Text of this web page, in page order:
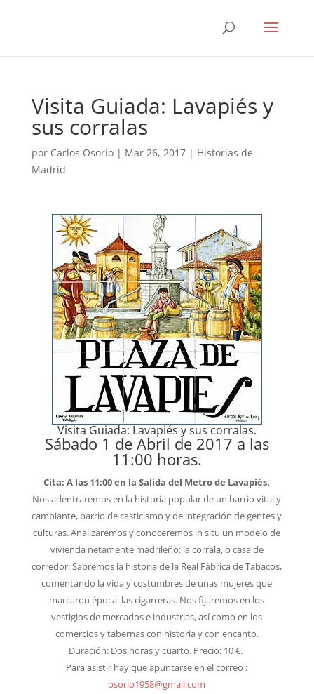
Visita Guiada: Lavapiés y
sus corralas
por Carlos Osorio| Mar 26, 2017| Historias de
Madrid
Visita Guiada: Lavapiés y sus corralas.
Sábado 1 de Abril de 2017 a las
11:00 horas.
Cita: A las 11:00 en la Salida del Metro de Lavapiés.
Nos adentraremos en la historia popular de un barrio vital y
cambiante, barrio de casticismo y de integración de gentes y
culturas. Analizaremos y conoceremos in situ un modelo de
vivienda netamente madrileño: la corrala, o casa de
corredor. Sabremos la historia de la Real Fábrica de Tabacos,
comentando la vida y costumbres de unas mujeres que
marcaron época: las cigarreras. Nos fijaremos en los
vestigios de mercados e industrias, así como en los
comercios y tabernas con historia y con encanto.
Duración: Dos horas y cuarto. Precio: 10 €.
Para asistir hay que apuntarse en el correo :
osorio1958@gmail.com